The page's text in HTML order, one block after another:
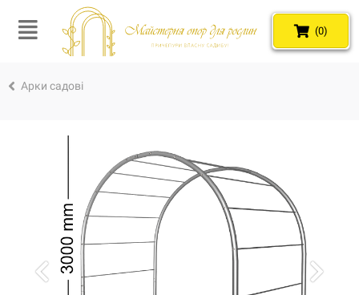
(0)
Арки садові